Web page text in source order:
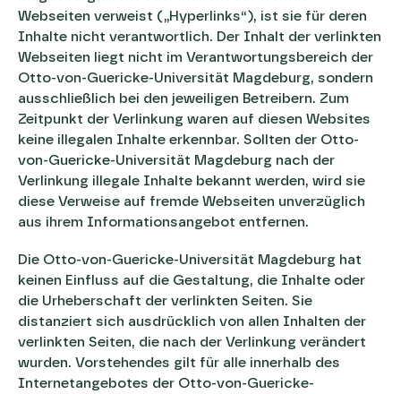
Webseiten verweist („Hyperlinks“), ist sie für deren
Inhalte nicht verantwortlich. Der Inhalt der verlinkten
Webseiten liegt nicht im Verantwortungsbereich der
Otto-von-Guericke-Universität Magdeburg, sondern
ausschließlich bei den jeweiligen Betreibern. Zum
Zeitpunkt der Verlinkung waren auf diesen Websites
keine illegalen Inhalte erkennbar. Sollten der Otto-
von-Guericke-Universität Magdeburg nach der
Verlinkung illegale Inhalte bekannt werden, wird sie
diese Verweise auf fremde Webseiten unverzüglich
aus ihrem Informationsangebot entfernen.
Die Otto-von-Guericke-Universität Magdeburg hat
keinen Einfluss auf die Gestaltung, die Inhalte oder
die Urheberschaft der verlinkten Seiten. Sie
distanziert sich ausdrücklich von allen Inhalten der
verlinkten Seiten, die nach der Verlinkung verändert
wurden. Vorstehendes gilt für alle innerhalb des
Internetangebotes der Otto-von-Guericke-